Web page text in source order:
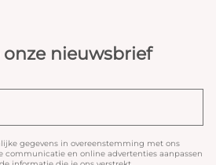
nieuwsbrief
gegevens in overeenstemming met ons
communicatie en online advertenties aanpassen